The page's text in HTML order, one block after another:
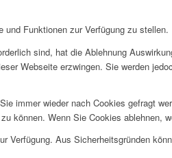
Funktionen zur Verfügung zu stellen.
sind, hat die Ablehnung
Webseite erzwingen. Sie werden
immer wieder nach Cookies gefragt
können. Wenn Sie Cookies ablehnen,
Aus Sicherheitsgründen